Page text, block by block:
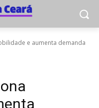
e aumenta demanda